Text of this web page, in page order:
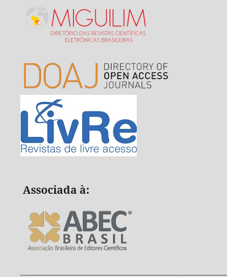
Associada à: